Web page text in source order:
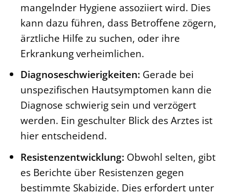
mangelnder Hygiene assoziiert wird. Dies
kann dazu führen, dass Betroffene zögern,
ärztliche Hilfe zu suchen, oder ihre
Erkrankung verheimlichen.
Diagnoseschwierigkeiten: Gerade bei
unspezifischen Hautsymptomen kann die
Diagnose schwierig sein und verzögert
werden. Ein geschulter Blick des Arztes ist
hier entscheidend.
Resistenzentwicklung: Obwohl selten, gibt
es Berichte über Resistenzen gegen
bestimmte Skabizide. Dies erfordert unter